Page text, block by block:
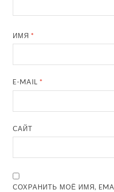
ИМЯ*
E-MAIL*
САЙТ
СОХРАНИТЬ МОЁ ИМЯ,